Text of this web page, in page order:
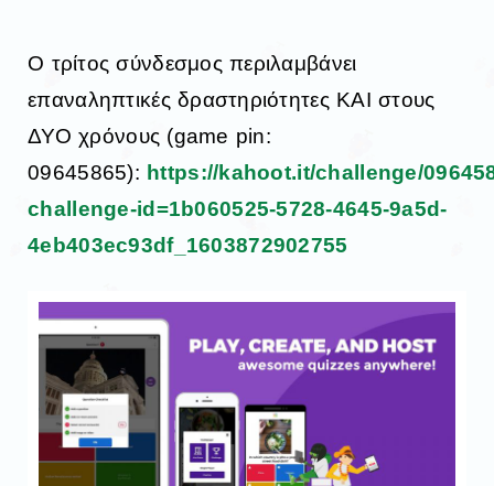
Ο τρίτος σύνδεσμος περιλαμβάνει
επαναληπτικές δραστηριότητες ΚΑΙ στους
ΔΥΟ χρόνους (game pin:
09645865): https://kahoot.it/challenge/
challenge-id=1b060525-5728-4645-9a5d-
4eb403ec93df_1603872902755